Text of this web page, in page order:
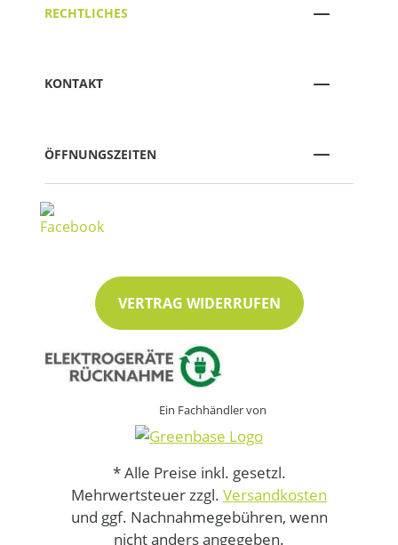
RECHTLICHES
KONTAKT
ÖFFNUNGSZEITEN
VERTRAG WIDERRUFEN
Ein Fachhändler von
* Alle Preise inkl. gesetzl.
Mehrwertsteuer zzgl. Versandkosten
und ggf. Nachnahmegebühren, wenn
nicht anders angegeben.